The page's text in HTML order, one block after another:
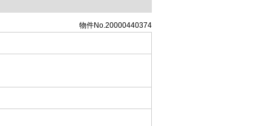
物件No.20000440374